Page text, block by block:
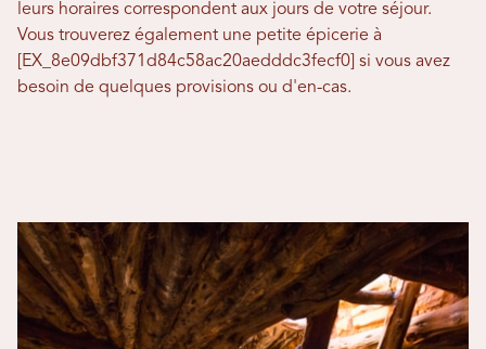
leurs horaires correspondent aux jours de votre séjour.
Vous trouverez également une petite épicerie à
[EX_8e09dbf371d84c58ac20aedddc3fecf0] si vous avez
besoin de quelques provisions ou d'en-cas.